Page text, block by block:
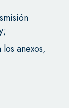
anexos,